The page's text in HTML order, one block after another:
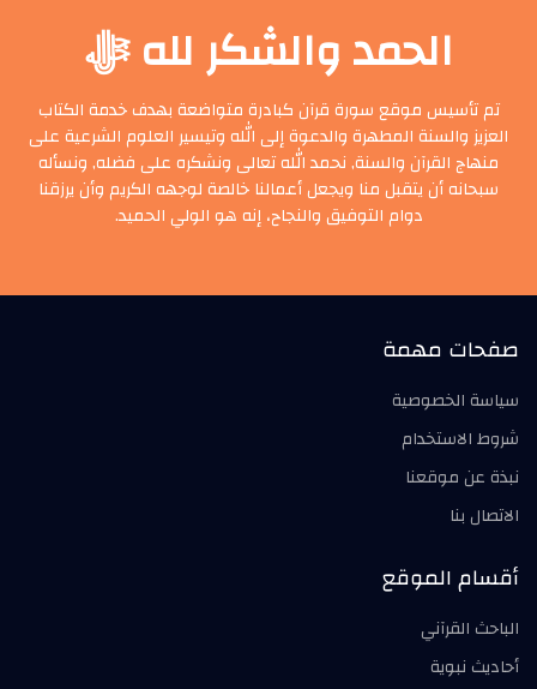
الحمد والشكر لله ﷻ
تم تأسيس موقع سورة قرآن كبادرة متواضعة بهدف خدمة الكتاب
العزيز والسنة المطهرة والدعوة إلى الله وتيسير العلوم الشرعية على
منهاج القرآن والسنة, نحمد الله تعالى ونشكره على فضله, ونسأله
سبحانه أن يتقبل منا ويجعل أعمالنا خالصة لوجهه الكريم وأن يرزقنا
دوام التوفيق والنجاح، إنه هو الولي الحميد.
صفحات مهمة
سياسة الخصوصية
شروط الاستخدام
نبذة عن موقعنا
الاتصال بنا
أقسام الموقع
الباحث القرآني
أحاديث نبوية